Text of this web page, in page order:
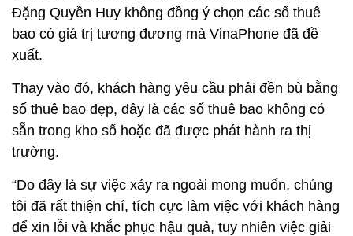
Đặng Quyền Huy không đồng ý chọn các số thuê
bao có giá trị tương đương mà VinaPhone đã đề
xuất.
Thay vào đó, khách hàng yêu cầu phải đền bù bằng
số thuê bao đẹp, đây là các số thuê bao không có
sẵn trong kho số hoặc đã được phát hành ra thị
trường.
“Do đây là sự việc xảy ra ngoài mong muốn, chúng
tôi đã rất thiện chí, tích cực làm việc với khách hàng
để xin lỗi và khắc phục hậu quả, tuy nhiên việc giải